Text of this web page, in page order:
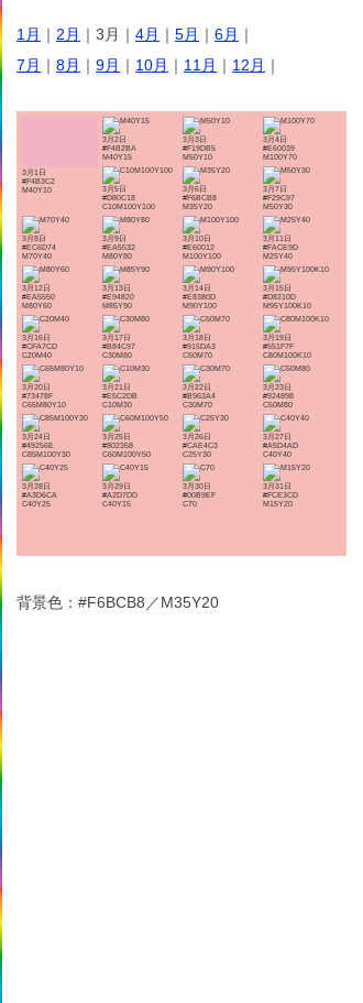
1月 ｜ 2月 ｜3月｜ 4月 ｜ 5月 ｜ 6月 ｜
7月 ｜ 8月 ｜ 9月 ｜ 10月 ｜ 11月 ｜ 12月 ｜
3月1日
#F4B3C2
M40Y10
3月2日
#F4B2BA
M40Y15
3月3日
#F19DB5
M50Y10
3月4日
#E60039
M100Y70
3月5日
#D80C18
C10M100Y100
3月6日
#F6BCB8
M35Y20
3月7日
#F29C97
M50Y30
3月8日
#EC6D74
M70Y40
3月9日
#EA5532
M80Y80
3月10日
#E60012
M100Y100
3月11日
#FACE9D
M25Y40
3月12日
#EA5550
M80Y60
3月13日
#E94820
M85Y90
3月14日
#E8380D
M90Y100
3月15日
#D8210D
M95Y100K10
3月16日
#CFA7CD
C20M40
3月17日
#B84C97
C30M80
3月18日
#915DA3
C50M70
3月19日
#551F7F
C80M100K10
3月20日
#73478F
C65M80Y10
3月21日
#E5C2DB
C10M30
3月22日
#B963A4
C30M70
3月23日
#924898
C50M80
3月24日
#49256E
C85M100Y30
3月25日
#802358
C60M100Y50
3月26日
#CAE4C3
C25Y30
3月27日
#A5D4AD
C40Y40
3月28日
#A3D6CA
C40Y25
3月29日
#A2D7DD
C40Y15
3月30日
#00B9EF
C70
3月31日
#FCE3CD
M15Y20
背景色：#F6BCB8／M35Y20